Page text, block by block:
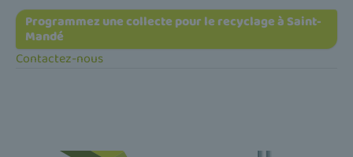
Programmez une collecte pour le recyclage à Saint-
Mandé
Contactez-nous